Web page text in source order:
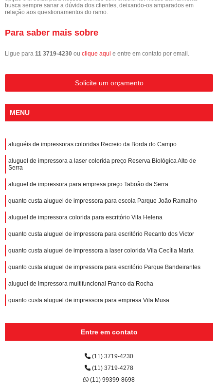
busca sempre sanar a dúvida dos clientes, deixando-os amparados em
relação aos questionamentos do ramo.
Para saber mais sobre
Ligue para 11 3719-4230 ou clique aqui e entre em contato por email.
Solicite um orçamento
MENU
aluguéis de impressoras coloridas Recreio da Borda do Campo
aluguel de impressora a laser colorida preço Reserva Biológica Alto de
Serra
aluguel de impressora para empresa preço Taboão da Serra
quanto custa aluguel de impressora para escola Parque João Ramalho
aluguel de impressora colorida para escritório Vila Helena
quanto custa aluguel de impressora para escritório Recanto dos Victor
quanto custa aluguel de impressora a laser colorida Vila Cecília Maria
quanto custa aluguel de impressora para escritório Parque Bandeirantes
aluguel de impressora multifuncional Franco da Rocha
quanto custa aluguel de impressora para empresa Vila Musa
Entre em contato
(11) 3719-4230
(11) 3719-4278
(11) 99399-8698